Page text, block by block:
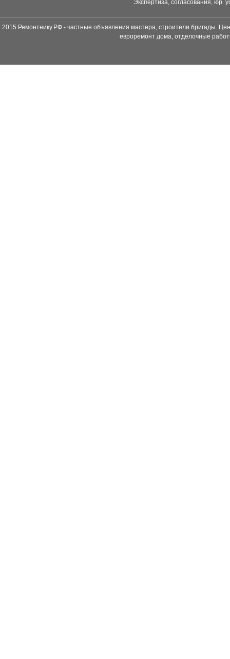
Экспертиза, согласования, юр.
2015 Ремонтнику.РФ - частные объявления мастера, строители бригады.
евроремонт дома, отделочные